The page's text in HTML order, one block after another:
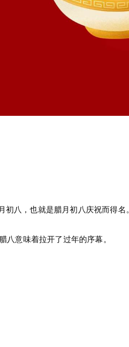
八，也就是腊月初八庆祝而得名。
意味着拉开了过年的序幕。